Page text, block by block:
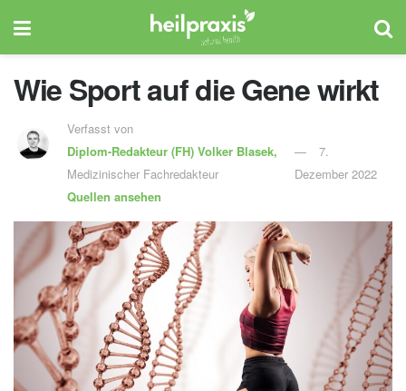
Wie Sport auf die Gene wirkt
Verfasst von
Diplom-Redakteur (FH) Volker Blasek,
Medizinischer Fachredakteur
Quellen ansehen
7.
Dezember 2022